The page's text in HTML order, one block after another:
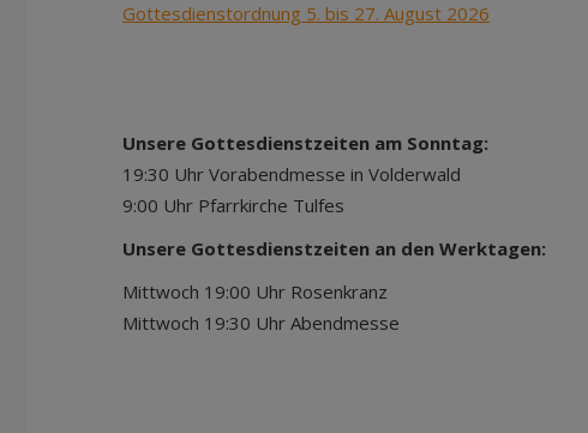
Gottesdienstordnung 5. bis 27. August 2026
Unsere Gottesdienstzeiten am Sonntag:
19:30 Uhr Vorabendmesse in Volderwald
9:00 Uhr Pfarrkirche Tulfes
Unsere Gottesdienstzeiten an den Werktagen:
Mittwoch 19:00 Uhr Rosenkranz
Mittwoch 19:30 Uhr Abendmesse